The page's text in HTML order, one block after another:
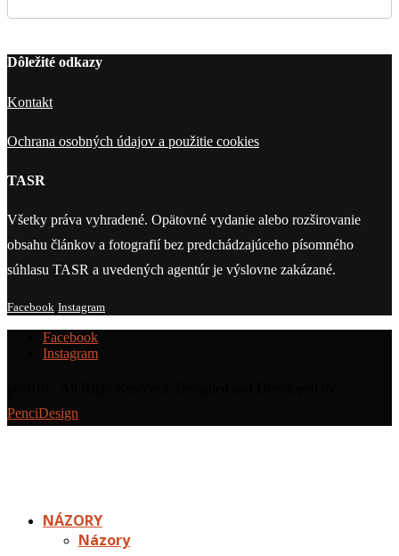
Dôležité odkazy
Kontakt
Ochrana osobných údajov a použitie cookies
TASR
Všetky práva vyhradené. Opätovné vydanie alebo rozširovanie
obsahu článkov a fotografií bez predchádzajúceho písomného
súhlasu TASR a uvedených agentúr je výslovne zakázané.
Facebook Instagram
Facebook
Instagram
PenciDesign
NÁZORY
Názory